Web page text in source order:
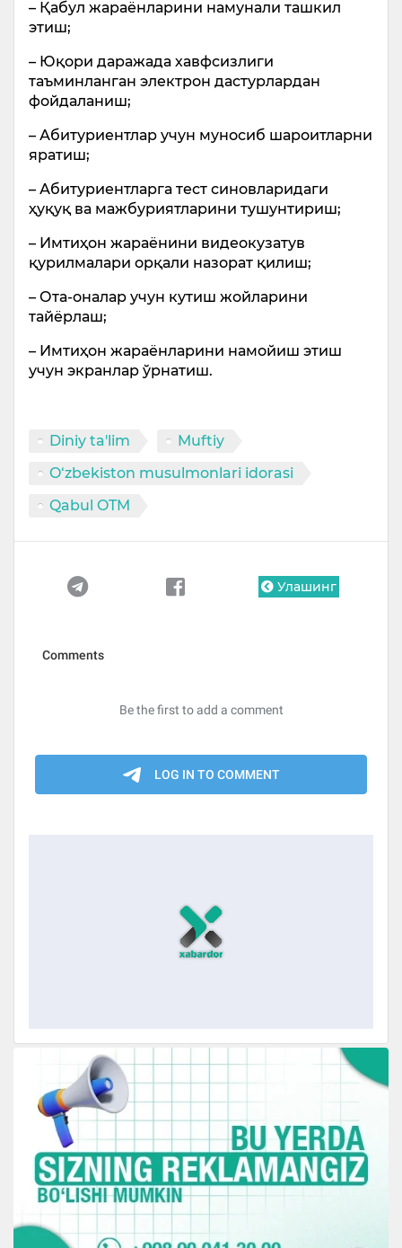
– Қабул жараёнларини намунали ташкил
этиш;
– Юқори даражада хавфсизлиги
таъминланган электрон дастурлардан
фойдаланиш;
– Абитуриентлар учун муносиб шароитларни
яратиш;
– Абитуриентларга тест синовларидаги
ҳуқуқ ва мажбуриятларини тушунтириш;
– Имтиҳон жараёнини видеокузатув
қурилмалари орқали назорат қилиш;
– Ота-оналар учун кутиш жойларини
тайёрлаш;
– Имтиҳон жараёнларини намойиш этиш
учун экранлар ўрнатиш.
Diniy ta'lim
Muftiy
O‘zbekiston musulmonlari idorasi
Qabul OTM
Улашинг